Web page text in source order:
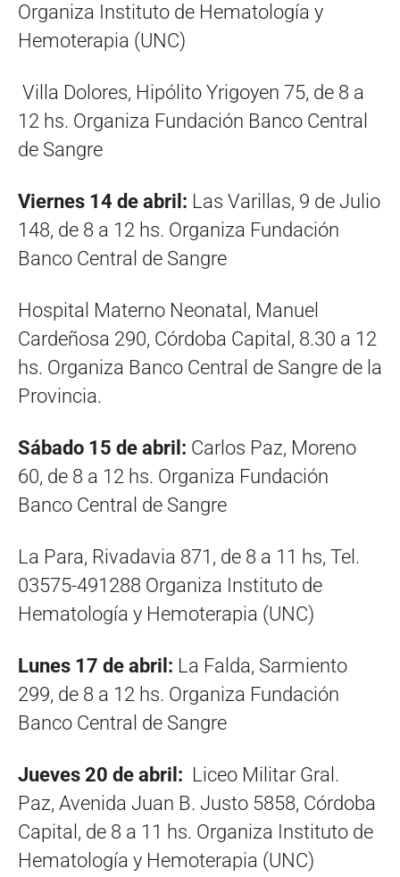
Organiza Instituto de Hematología y
Hemoterapia (UNC)
Villa Dolores, Hipólito Yrigoyen 75, de 8 a
12 hs. Organiza Fundación Banco Central
de Sangre
Viernes 14 de abril: Las Varillas, 9 de Julio
148, de 8 a 12 hs. Organiza Fundación
Banco Central de Sangre
Hospital Materno Neonatal, Manuel
Cardeñosa 290, Córdoba Capital, 8.30 a 12
hs. Organiza Banco Central de Sangre de la
Provincia.
Sábado 15 de abril: Carlos Paz, Moreno
60, de 8 a 12 hs. Organiza Fundación
Banco Central de Sangre
La Para, Rivadavia 871, de 8 a 11 hs, Tel.
03575-491288 Organiza Instituto de
Hematología y Hemoterapia (UNC)
Lunes 17 de abril: La Falda, Sarmiento
299, de 8 a 12 hs. Organiza Fundación
Banco Central de Sangre
Jueves 20 de abril: Liceo Militar Gral.
Paz, Avenida Juan B. Justo 5858, Córdoba
Capital, de 8 a 11 hs. Organiza Instituto de
Hematología y Hemoterapia (UNC)